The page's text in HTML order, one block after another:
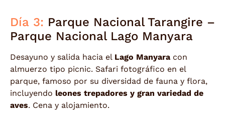
Día 3: Parque Nacional Tarangire –
Parque Nacional Lago Manyara
Desayuno y salida hacia el Lago Manyara con
almuerzo tipo picnic. Safari fotográfico en el
parque, famoso por su diversidad de fauna y flora,
incluyendo leones trepadores y gran variedad de
aves. Cena y alojamiento.